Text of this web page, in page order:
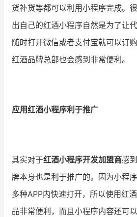
合作共进
入驻有赞 认证代理商
有赞云
货补货等都可以利用小程序完成。
出自己的红酒小程序自然是为了让
随时打开微信或者支付宝就可以订
红酒品牌总部也会感到非常便利。
应用红酒小程序利于推广
其实对于红酒小程序开发加盟商感
牌本身也是利于推广的。因为小程
多种APP内快速打开，所以使用红
品非常便利，而且小程序内容还可